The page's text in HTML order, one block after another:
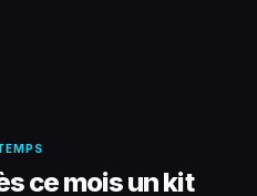
ce mois un kit